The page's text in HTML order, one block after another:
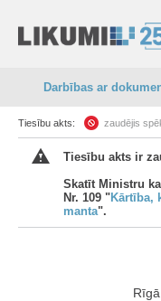
Darbības ar
Tiesību akts: zaudējis
Tiesību akts ir
Skatīt Ministru
Nr. 109 "Kārtība,
manta".